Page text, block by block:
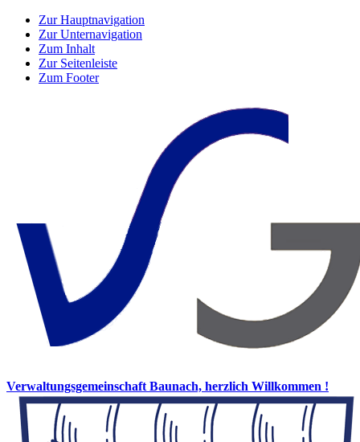
Zur Hauptnavigation
Zur Unternavigation
Zum Inhalt
Zur Seitenleiste
Zum Footer
Verwaltungsgemeinschaft Baunach, herzlich Willkommen !